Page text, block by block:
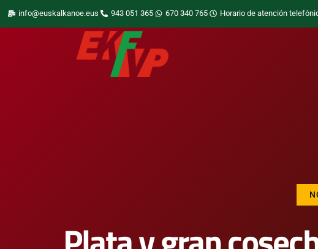
info@euskalkanoe.eus 943 051 365 670 340 765 Horario de atención